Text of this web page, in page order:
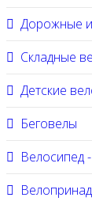
Дорожные
Складные
Детские
Беговелы
Велосипед